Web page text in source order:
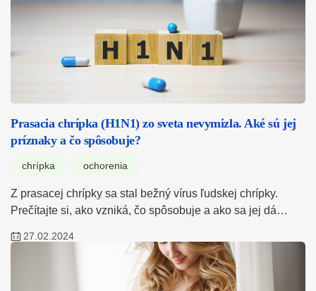
Prasacia chrípka (H1N1) zo sveta nevymizla. Aké sú jej
príznaky a čo spôsobuje?
chrípka ochorenia
Z prasacej chrípky sa stal bežný vírus ľudskej chrípky.
Prečítajte si, ako vzniká, čo spôsobuje a ako sa jej dá…
27.02.2024